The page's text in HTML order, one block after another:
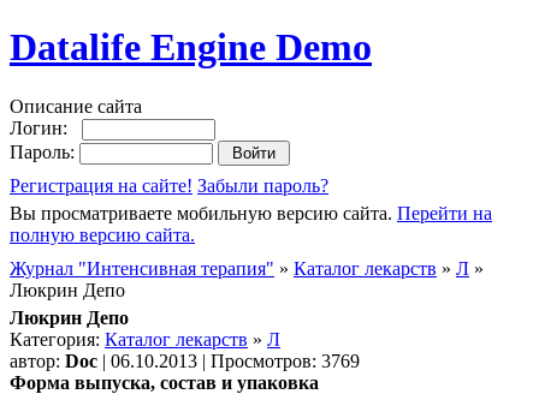
Datalife Engine Demo
Описание сайта
Логин:
Пароль:
Регистрация на сайте! Забыли пароль?
Вы просматриваете мобильную версию сайта. Перейти на
полную версию сайта.
Журнал "Интенсивная терапия" » Каталог лекарств » Л »
Люкрин Депо
Люкрин Депо
Категория: Каталог лекарств » Л
автор: Doc | 06.10.2013 | Просмотров: 3769
Форма выпуска, состав и упаковка